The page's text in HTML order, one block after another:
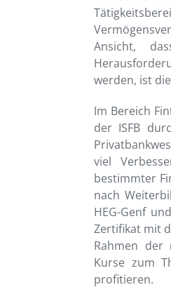
Ansicht,
werden, ist
Im Bereich
der ISFB
viel
bestimmter
nach
HEG-Genf
Zertifikat mit
Rahmen der
Kurse zum
profitieren.